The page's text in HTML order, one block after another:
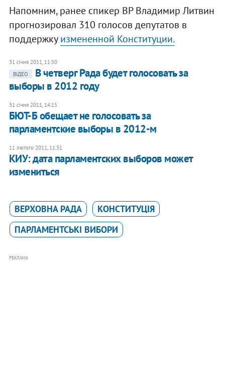
Напомним, ранее спикер ВР Владимир Литвин
прогнозировал 310 голосов депутатов в
поддержкуизмененной Конституции.
31 січня 2011, 11:50
ВІДЕО
В четверг Рада будет голосовать за
выборы в 2012 году
31 січня 2011, 14:15
БЮТ-Б обещает не голосовать за
парламентские выборы в 2012-м
11 лютого 2011, 11:31
КИУ: дата парламентских выборов может
измениться
ВЕРХОВНА РАДА
КОНСТИТУЦІЯ
ПАРЛАМЕНТСЬКІ ВИБОРИ
РЕКЛАМА